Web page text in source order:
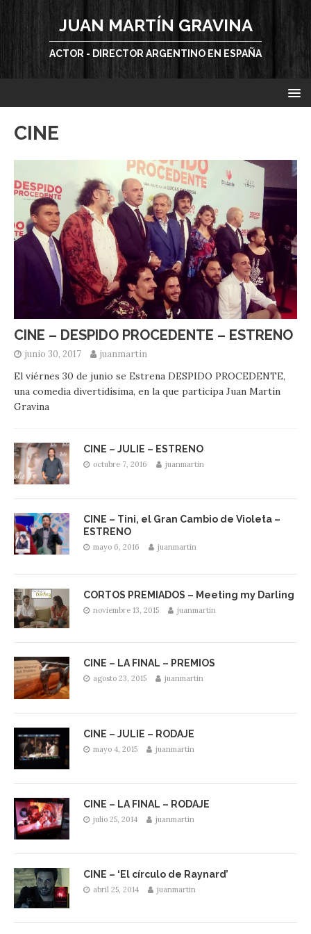
JUAN MARTÍN GRAVINA
ACTOR - DIRECTOR ARGENTINO EN ESPAÑA
CINE
CINE – DESPIDO PROCEDENTE – ESTRENO
junio 30, 2017 juanmartin
El viérnes 30 de junio se Estrena DESPIDO PROCEDENTE,
una comedia divertidísima, en la que participa Juan Martín
Gravina
CINE – JULIE – ESTRENO
octubre 7, 2016 juanmartin
CINE – Tini, el Gran Cambio de Violeta –
ESTRENO
mayo 6, 2016 juanmartin
CORTOS PREMIADOS – Meeting my Darling
noviembre 13, 2015 juanmartin
CINE – LA FINAL – PREMIOS
agosto 23, 2015 juanmartin
CINE – JULIE – RODAJE
mayo 4, 2015 juanmartin
CINE – LA FINAL – RODAJE
julio 25, 2014 juanmartin
CINE – ‘El círculo de Raynard’
abril 25, 2014 juanmartin